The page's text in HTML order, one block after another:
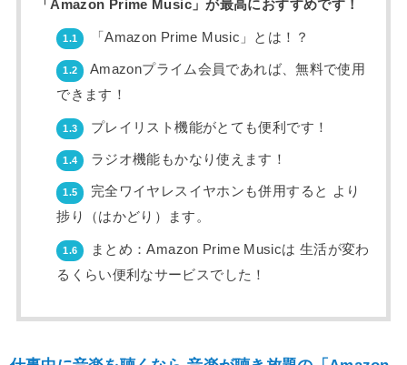
「Amazon Prime Music」が最高におすすめです！
1.1 「Amazon Prime Music」とは！？
1.2
Amazonプライム会員であれば、無料で使用
できます！
1.3 プレイリスト機能がとても便利です！
1.4 ラジオ機能もかなり使えます！
1.5
完全ワイヤレスイヤホンも併用すると より
捗り（はかどり）ます。
1.6
まとめ：Amazon Prime Musicは 生活が変わ
るくらい便利なサービスでした！